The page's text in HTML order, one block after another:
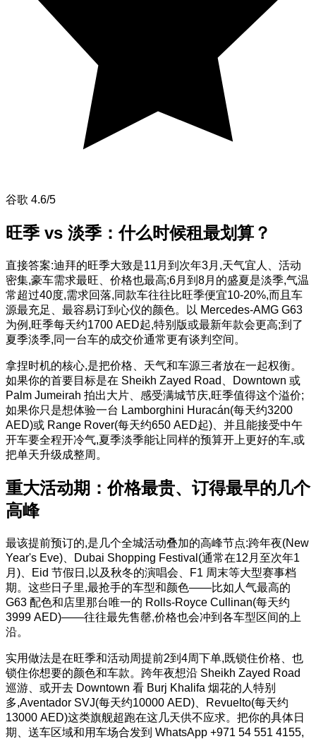
谷歌 4.6/5
旺季 vs 淡季：什么时候租最划算？
直接答案:迪拜的旺季大致是11月到次年3月,天气宜人、活动
密集,豪车需求最旺、价格也最高;6月到8月的盛夏是淡季,气温
常超过40度,需求回落,同款车往往比旺季便宜10-20%,而且车
源最充足、最容易订到心仪的颜色。以 Mercedes-AMG G63
为例,旺季每天约1700 AED起,特别版或最新年款会更高;到了
夏季淡季,同一台车的成交价通常更有谈判空间。
拿捏时机的核心,是把价格、天气和车源三者放在一起权衡。
如果你的首要目标是在 Sheikh Zayed Road、Downtown 或
Palm Jumeirah 拍出大片、感受满城节庆,旺季值得这个溢价;
如果你只是想体验一台 Lamborghini Huracán(每天约3200
AED)或 Range Rover(每天约650 AED起)、并且能接受中午
开车要全程开冷气,夏季淡季能让同样的预算开上更好的车,或
把单天升级成整周。
重大活动期：价格最贵、订得最早的几个
高峰
最该提前预订的,是几个全城活动叠加的高峰节点:跨年夜(New
Year's Eve)、Dubai Shopping Festival(通常在12月至次年1
月)、Eid 节假日,以及秋冬的演唱会、F1 周末等大型赛事档
期。这些日子里,最抢手的车型和颜色——比如人气最高的
G63 配色和店里那台唯一的 Rolls-Royce Cullinan(每天约
3999 AED)——往往最先售罄,价格也会冲到各车型区间的上
沿。
实用做法是在旺季和活动周提前2到4周下单,既锁住价格、也
锁住你想要的颜色和车款。跨年夜想沿 Sheikh Zayed Road
巡游、或开去 Downtown 看 Burj Khalifa 烟花的人特别
多,Aventador SVJ(每天约10000 AED)、Revuelto(每天约
13000 AED)这类旗舰超跑在这几天供不应求。把你的具体日
期、送车区域和用车场合发到 WhatsApp +971 54 551 4155,